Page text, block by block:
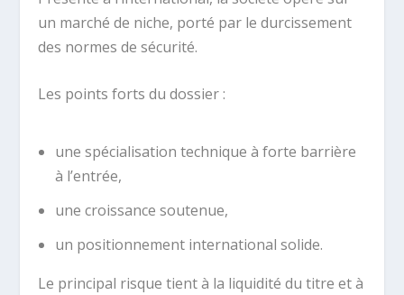
un marché de niche, porté par le durcissement
des normes de sécurité.
Les points forts du dossier :
une spécialisation technique à forte barrière
à l’entrée,
une croissance soutenue,
un positionnement international solide.
Le principal risque tient à la liquidité du titre et à